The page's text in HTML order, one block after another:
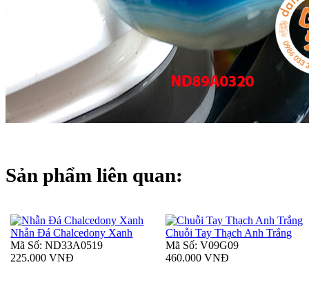
Sản phẩm liên quan:
Nhẫn Đá Chalcedony Xanh
Mã Số: ND33A0519
225.000 VNĐ
Chuỗi Tay Thạch Anh Trắng
Mã Số: V09G09
460.000 VNĐ